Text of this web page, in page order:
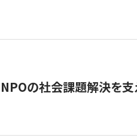
NPOの社会課題解決を支